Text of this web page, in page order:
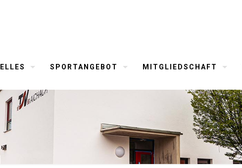
SPORTANGEBOT MITGLIEDSCHAFT